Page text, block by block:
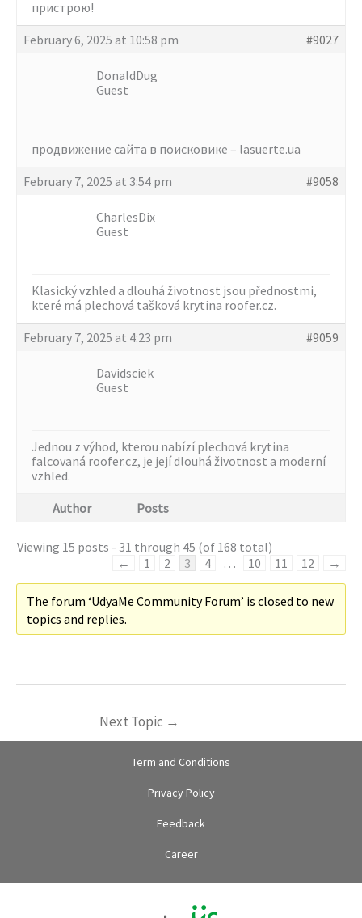
пристрою!
February 6, 2025 at 10:58 pm
#9027
DonaldDug
Guest
продвижение сайта в поисковике – lasuerte.ua
February 7, 2025 at 3:54 pm
#9058
CharlesDix
Guest
Klasický vzhled a dlouhá životnost jsou přednostmi,
které má plechová tašková krytina roofer.cz.
February 7, 2025 at 4:23 pm
#9059
Davidsciek
Guest
Jednou z výhod, kterou nabízí plechová krytina
falcovaná roofer.cz, je její dlouhá životnost a moderní
vzhled.
Author
Posts
Viewing 15 posts - 31 through 45 (of 168 total)
←
1 2 3 4 … 10 11 12 →
The forum ‘UdyaMe Community Forum’ is closed to new
topics and replies.
Next Topic →
Term and Conditions
Privacy Policy
Feedback
Career